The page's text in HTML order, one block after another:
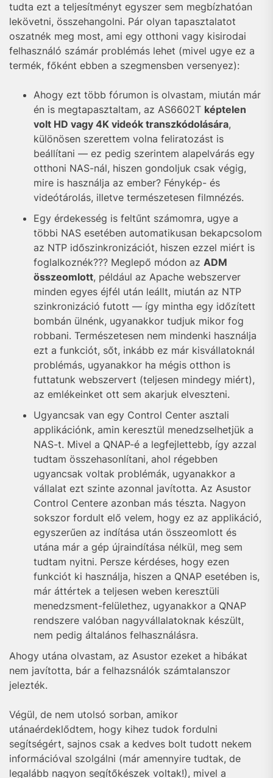
tudta ezt a teljesítményt egyszer sem megbízhatóan
lekövetni, összehangolni. Pár olyan tapasztalatot
oszatnék meg most, ami egy otthoni vagy kisirodai
felhasználó számár problémás lehet (mivel ugye ez a
termék, főként ebben a szegmensben versenyez):
Ahogy ezt több fórumon is olvastam, miután már
én is megtapasztaltam, az AS6602T képtelen
volt HD vagy 4K videók transzkódolására,
különösen szerettem volna feliratozást is
beállítani — ez pedig szerintem alapelvárás egy
otthoni NAS-nál, hiszen gondoljuk csak végig,
mire is használja az ember? Fénykép- és
videótárolás, illetve természetesen filmnézés.
Egy érdekesség is feltűnt számomra, ugye a
többi NAS esetében automatikusan bekapcsolom
az NTP időszinkronizációt, hiszen ezzel miért is
foglalkoznék??? Meglepő módon az ADM
összeomlott, például az Apache webszerver
minden egyes éjfél után leállt, miután az NTP
szinkronizáció futott — így mintha egy időzített
bombán ülnénk, ugyanakkor tudjuk mikor fog
robbani. Természetesen nem mindenki használja
ezt a funkciót, sőt, inkább ez már kisvállatoknál
problémás, ugyanakkor ha mégis otthon is
futtatunk webszervert (teljesen mindegy miért),
az emlékeinket ott sem akarjuk elveszteni.
Ugyancsak van egy Control Center asztali
applikációnk, amin keresztül menedzselhetjük a
NAS-t. Mivel a QNAP-é a legfejlettebb, így azzal
tudtam összehasonlítani, ahol régebben
ugyancsak voltak problémák, ugyanakkor a
vállalat ezt szinte azonnal javította. Az Asustor
Control Centere azonban más tészta. Nagyon
sokszor fordult elő velem, hogy ez az applikáció,
egyszerűen az indítása után összeomlott és
utána már a gép újraindítása nélkül, meg sem
tudtam nyitni. Persze kérdéses, hogy ezen
funkciót ki használja, hiszen a QNAP esetében is,
már áttértek a teljesen weben keresztüli
menedzsment-felülethez, ugyanakkor a QNAP
rendszere valóban nagyvállalatoknak készült,
nem pedig általános felhasználásra.
Ahogy utána olvastam, az Asustor ezeket a hibákat
nem javította, bár a felhazsnálók számtalanszor
jelezték.
Végül, de nem utolsó sorban, amikor
utánaérdeklődtem, hogy kihez tudok fordulni
segítségért, sajnos csak a kedves bolt tudott nekem
információval szolgálni (már amennyire tudtak, de
legalább nagyon segítőkészek voltak!), mivel a